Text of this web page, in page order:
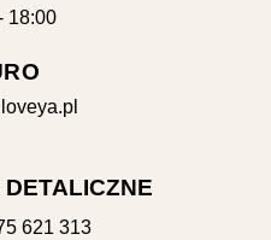
18:00
621 313